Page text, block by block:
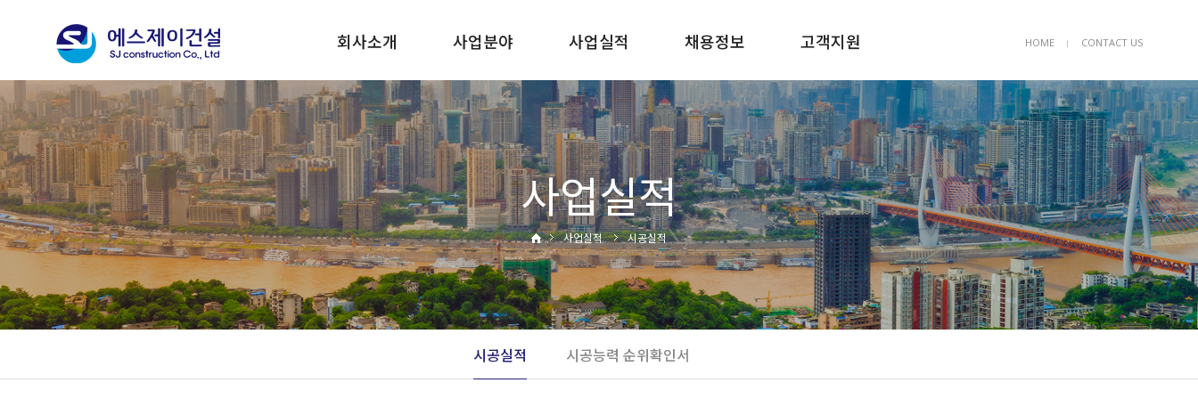
HOME ㅣ CONTACT US
회사소개
대표이사 인사말
기업이념
회사연혁
사훈 및 CI
조직현황
회사위치안내
수상실적
사업분야
건축사업
토목사업
면허보유현황
사업실적
시공실적
시공능력
순위확인서
채용정보
인사제도
복리후생
채용공고
고객지원
공지사항
공사의뢰
Q&A
자유게시판
사업실적
사업실적 시공실적
시공실적 시공능력 순위확인서